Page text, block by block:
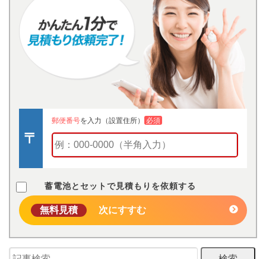
郵便番号を入力（設置住所） 必須
蓄電池とセットで見積もりを依頼する
無料見積 次にすすむ